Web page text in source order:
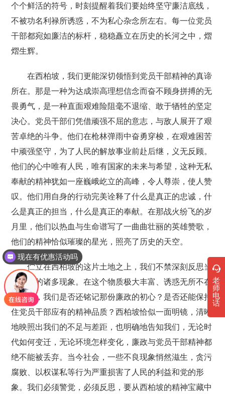
个个鲜活的符号，时刻提醒着我们要始终坚守廉洁底线，
不被功名利禄所诱惑，不为私心杂念所左右。每一位党员
干部都宛如廉洁的标杆，稳稳矗立在历史的长河之中，熠
熠生辉。
在西柏坡，我们更能深切领悟到党员干部精神的真谛
所在。那是一种为达成崇高理想信念而奋不顾身拼搏的无
畏勇气，是一种直面艰难险阻毫不退缩、敢于牺牲的坚定
决心。党员干部们凭借顽强不屈的意志，与敌人展开了艰
苦卓绝的斗争。他们在枪林弹雨中奋勇穿梭，在艰难困苦
中顽强坚守，为了人民的解放事业前赴后继，义无反顾。
他们的心中唯有人民，唯有国家的未来与希望，这种无私
奉献的精神犹如一座巍峨屹立的高峰，令人尊崇，使人赞
叹。他们用自身的行动完美诠释了什么是真正的忠诚，什
么是真正的担当，什么是真正的奉献。在那战火纷飞的岁
月里，他们以热血与生命谱写了一曲曲壮丽的英雄赞歌，
他们的精神恰似璀璨的星光，照亮了历史的天空。
伫立在西柏坡的这片土地之上，我们不禁深刻反思当
下社会的诸多现象。在这个物质极大丰富、诱惑无所不在
的时代，我们是否还铭记那份廉政的初心？是否还能保持
住党员干部应有的精神品质？西柏坡恰似一面明镜，清晰
地映照出我们的不足与差距，也明确地告知我们，无论时
代如何变迁，无论环境怎样变化，廉政与党员干部精神都
绝不能被丢弃。当今社会，一些不良现象悄然滋生，贪污
腐败、以权谋私等行为严重损害了人民的利益和党的形
象。我们必须警觉，必须反思，要从西柏坡的精神宝藏中
老
师
电
话
现在有优惠活动吗